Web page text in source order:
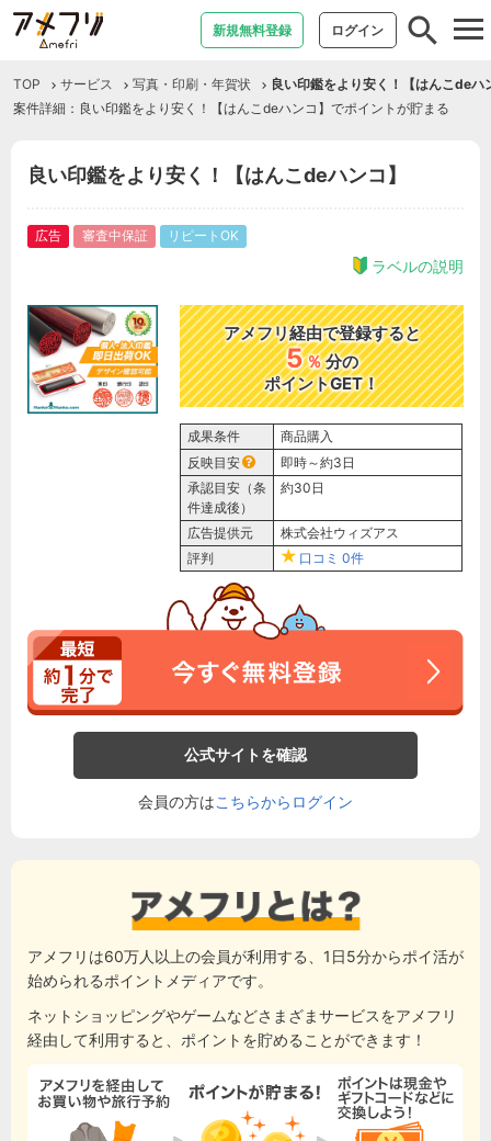
新規無料登録 ログイン
TOP サービス 写真・印刷・年賀状
良い印鑑をより安く！【はんこdeハ
案件詳細：良い印鑑をより安く！【はんこdeハンコ】でポイントが貯まる
良い印鑑をより安く！【はんこdeハンコ】
広告 審査中保証 リピートOK
ラベルの説明
アメフリ経由で登録すると
5％分の
ポイントGET！
成果条件
商品購入
反映目安
即時～約3日
承認目安（条
件達成後）
約30日
広告提供元
株式会社ウィズアス
評判
口コミ 0件
公式サイトを確認
会員の方はこちらからログイン
アメフリは60万人以上の会員が利用する、1日5分からポイ活が
始められるポイントメディアです。
ネットショッピングやゲームなどさまざまサービスをアメフリ
経由して利用すると、ポイントを貯めることができます！